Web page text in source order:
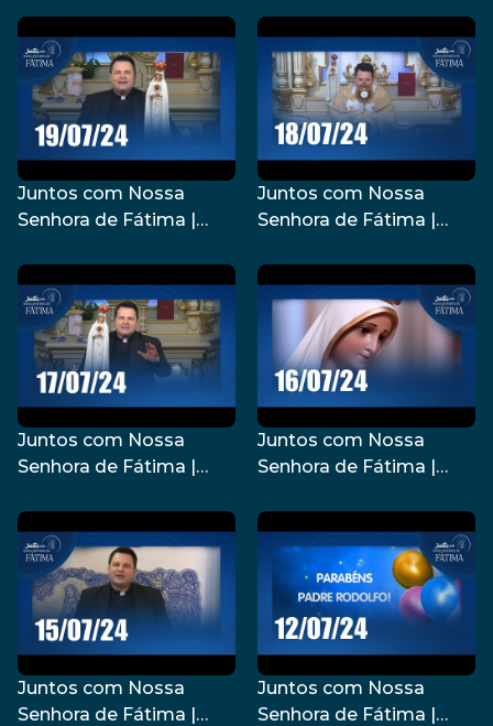
Juntos com Nossa
Senhora de Fátima |
Juntos com Nossa
Senhora de Fátima |
Juntos com Nossa
Senhora de Fátima |
Juntos com Nossa
Senhora de Fátima |
Juntos com Nossa
Senhora de Fátima |
Juntos com Nossa
Senhora de Fátima |